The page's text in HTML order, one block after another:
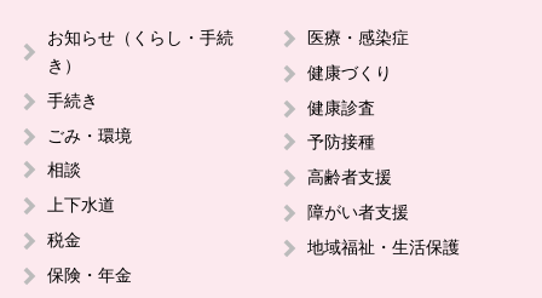
お知らせ（くらし・手続
き）
手続き
ごみ・環境
相談
上下水道
税金
保険・年金
医療・感染症
健康づくり
健康診査
予防接種
高齢者支援
障がい者支援
地域福祉・生活保護